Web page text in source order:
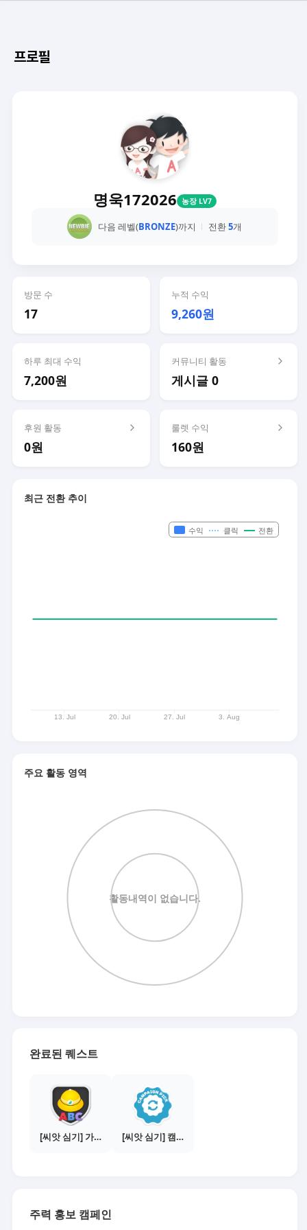
프로필
명욱172026 농장 LV7
다음 레벨(BRONZE)까지 전환5개
방문 수
17
누적 수익
9,260원
하루 최대 수익
7,200원
커뮤니티 활동
게시글 0
후원 활동
0원
룰렛 수익
160원
최근 전환 추이
주요 활동 영역
완료된 퀘스트
[씨앗 심기] 가이드보기 - 매체별 활동 가이드 [씨앗 심기] 캠페인 전환하기
주력 홍보 캠페인